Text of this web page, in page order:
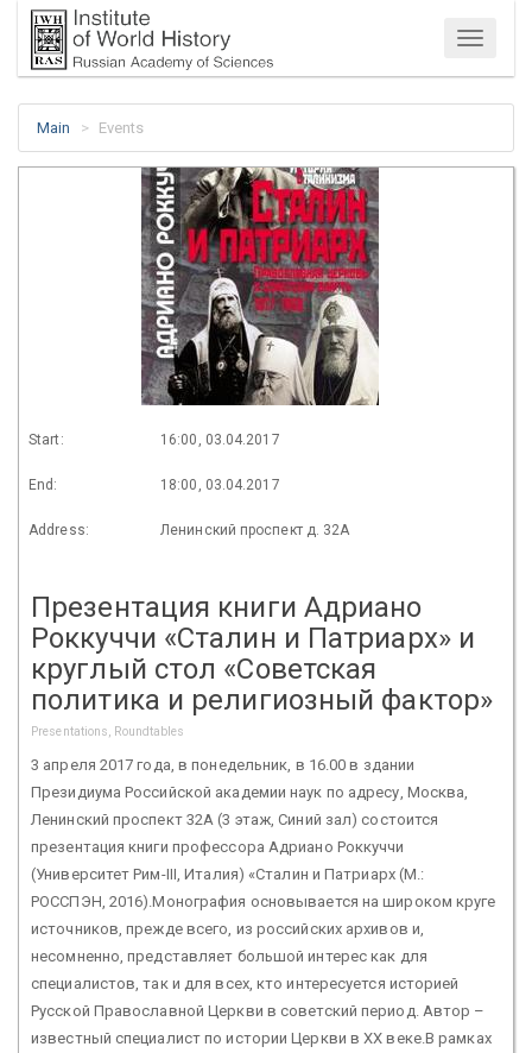
Menu
Main Events
Start: 16:00, 03.04.2017
End: 18:00, 03.04.2017
Address: Ленинский проспект д. 32А
Презентация книги Адриано
Роккуччи «Сталин и Патриарх» и
круглый стол «Советская
политика и религиозный фактор»
Presentations, Roundtables
3 апреля 2017 года, в понедельник, в 16.00 в здании
Президиума Российской академии наук по адресу, Москва,
Ленинский проспект 32А (3 этаж, Синий зал) состоится
презентация книги профессора Адриано Роккуччи
(Университет Рим-III, Италия) «Сталин и Патриарх (М.:
РОССПЭН, 2016).Монография основывается на широком круге
источников, прежде всего, из российских архивов и,
несомненно, представляет большой интерес как для
специалистов, так и для всех, кто интересуется историей
Русской Православной Церкви в советский период. Автор –
известный специалист по истории Церкви в ХХ веке.В рамках